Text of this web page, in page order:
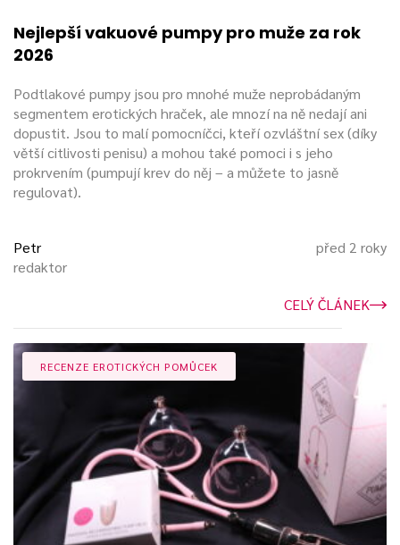
Nejlepší vakuové pumpy pro muže za rok
2026
Podtlakové pumpy jsou pro mnohé muže neprobádaným
segmentem erotických hraček, ale mnozí na ně nedají ani
dopustit. Jsou to malí pomocníčci, kteří ozvláštní sex (díky
větší citlivosti penisu) a mohou také pomoci i s jeho
prokrvením (pumpují krev do něj – a můžete to jasně
regulovat).
Petr
redaktor
před 2 roky
CELÝ ČLÁNEK
RECENZE EROTICKÝCH POMŮCEK